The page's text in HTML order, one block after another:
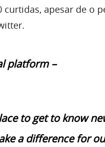
curtidas, apesar de o
platform –
to get to know
a difference for